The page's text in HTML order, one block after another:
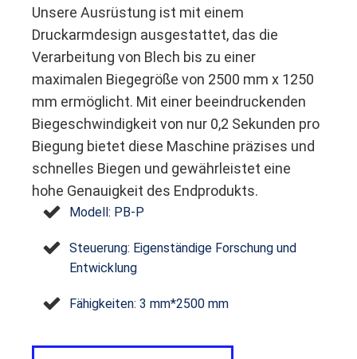
Unsere Ausrüstung ist mit einem
Druckarmdesign ausgestattet, das die
Verarbeitung von Blech bis zu einer
maximalen Biegegröße von 2500 mm x 1250
mm ermöglicht. Mit einer beeindruckenden
Biegeschwindigkeit von nur 0,2 Sekunden pro
Biegung bietet diese Maschine präzises und
schnelles Biegen und gewährleistet eine
hohe Genauigkeit des Endprodukts.
Modell: PB-P
Steuerung: Eigenständige Forschung und
Entwicklung
Fähigkeiten: 3 mm*2500 mm